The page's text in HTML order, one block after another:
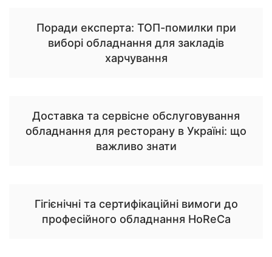
Поради експерта: ТОП-помилки при
виборі обладнання для закладів
харчування
Доставка та сервісне обслуговування
обладнання для ресторану в Україні: що
важливо знати
Гігієнічні та сертифікаційні вимоги до
професійного обладнання HoReCa